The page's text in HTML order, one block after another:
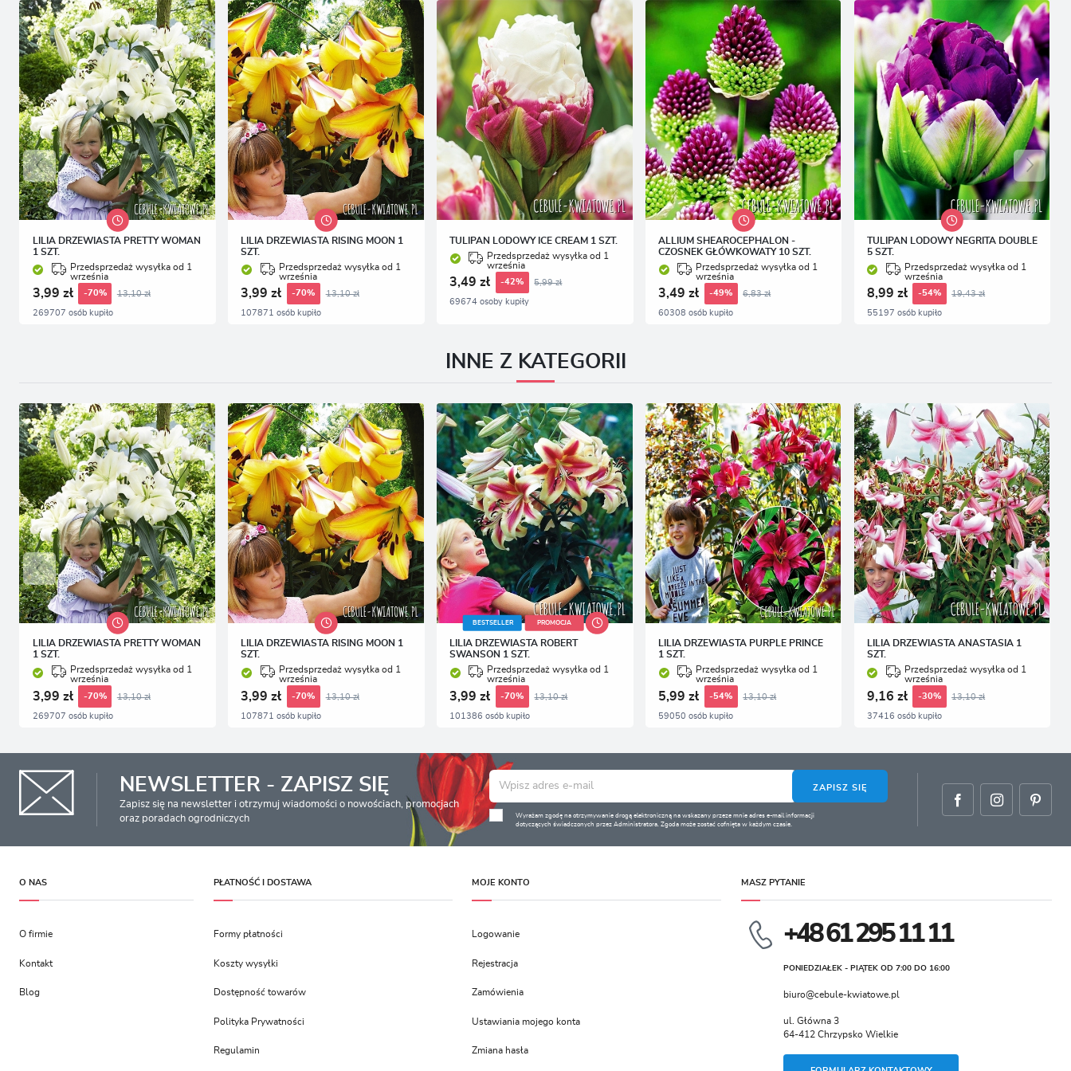
LILIA DRZEWIASTA PRETTY WOMAN
1 SZT.
Przedsprzedaż wysyłka od 1
września
3,99 zł -70% 13,10 zł
269707 osób kupiło
LILIA DRZEWIASTA RISING MOON 1
SZT.
Przedsprzedaż wysyłka od 1
września
3,99 zł -70% 13,10 zł
107871 osób kupiło
TULIPAN LODOWY ICE CREAM 1 SZT.
Przedsprzedaż wysyłka od 1
września
3,49 zł -42% 5,99 zł
69674 osoby kupiły
ALLIUM SHEAROCEPHALON -
CZOSNEK GŁÓWKOWATY 10 SZT.
Przedsprzedaż wysyłka od 1
września
3,49 zł -49% 6,83 zł
60308 osób kupiło
TULIPAN LODOWY NEGRITA DOUBLE
5 SZT.
Przedsprzedaż wysyłka od 1
września
8,99 zł -54% 19,43 zł
55197 osób kupiło
INNE Z KATEGORII
LILIA DRZEWIASTA PRETTY WOMAN
1 SZT.
Przedsprzedaż wysyłka od 1
września
3,99 zł -70% 13,10 zł
269707 osób kupiło
LILIA DRZEWIASTA RISING MOON 1
SZT.
Przedsprzedaż wysyłka od 1
września
3,99 zł -70% 13,10 zł
107871 osób kupiło
BESTSELLER PROMOCJA
LILIA DRZEWIASTA ROBERT
SWANSON 1 SZT.
Przedsprzedaż wysyłka od 1
września
3,99 zł -70% 13,10 zł
101386 osób kupiło
LILIA DRZEWIASTA PURPLE PRINCE
1 SZT.
Przedsprzedaż wysyłka od 1
września
5,99 zł -54% 13,10 zł
59050 osób kupiło
LILIA DRZEWIASTA ANASTASIA 1
SZT.
Przedsprzedaż wysyłka od 1
września
9,16 zł -30% 13,10 zł
37416 osób kupiło
NEWSLETTER - ZAPISZ SIĘ
Zapisz się na newsletter i otrzymuj wiadomości o nowościach, promocjach
oraz poradach ogrodniczych
ZAPISZ SIĘ
Wyrażam zgodę na otrzymywanie drogą elektroniczną na wskazany przeze mnie adres e-mail informacji
dotyczących świadczonych przez Administratora. Zgoda może zostać cofnięta w każdym czasie.
O NAS
O firmie
Kontakt
Blog
PŁATNOŚĆ I DOSTAWA
Formy płatności
Koszty wysyłki
Dostępność towarów
Polityka Prywatności
Regulamin
MOJE KONTO
Logowanie
Rejestracja
Zamówienia
Ustawiania mojego konta
Zmiana hasła
MASZ PYTANIE
+48 61 295 11 11
PONIEDZIAŁEK - PIĄTEK OD 7:00 DO 16:00
biuro@cebule-kwiatowe.pl
ul. Główna 3
64-412 Chrzypsko Wielkie
promocyjne mogą pojawić się na stronach podmiotów trzecich lub firm będących naszymi
partnerami oraz innych dostawców usług. Firmy te działają w charakterze pośredników
prezentujących nasze treści w postaci wiadomości, ofert, komunikatów mediów społecznościowych.